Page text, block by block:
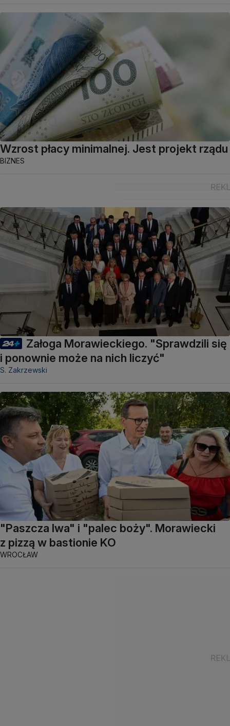
Wzrost płacy minimalnej. Jest projekt rządu
BIZNES
Załoga Morawieckiego. "Sprawdzili się
i ponownie może na nich liczyć"
S. Zakrzewski
"Paszcza lwa" i "palec boży". Morawiecki
z pizzą w bastionie KO
WROCŁAW